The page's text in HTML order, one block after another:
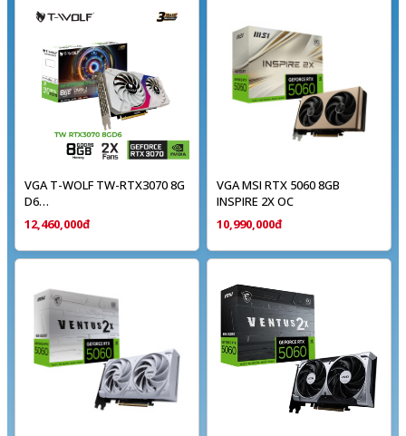
VGA T-WOLF TW-RTX3070 8G
D6
(RTX3070/8GB/GDDR6/256bit/HDMI-
DP*3/2Fan/8pin*2)
12,460,000đ
VGA MSI RTX 5060 8GB
INSPIRE 2X OC
10,990,000đ